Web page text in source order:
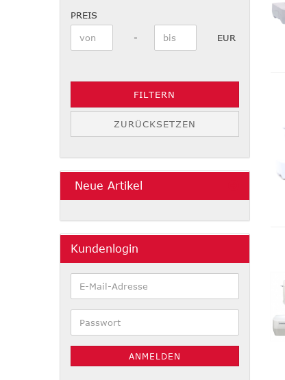
PREIS
Preis bis
- EUR
FILTERN
ZURÜCKSETZEN
Neue Artikel
Kundenlogin
E-
Mail-
Adresse
Passwort
ANMELDEN